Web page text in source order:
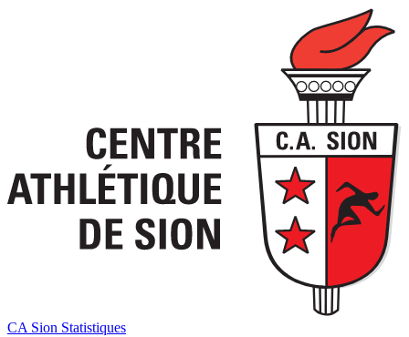
CA Sion Statistiques